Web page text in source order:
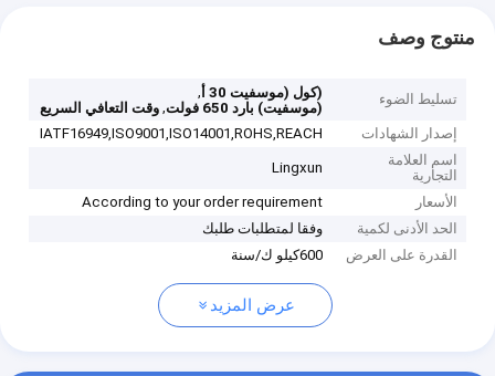
منتوج وصف
تسليط الضوء (كول (موسفيت 30 أ
,
(موسفيت) بارد 650 فولت
,وقت التعافي السريع
إصدار الشهادات
IATF16949,ISO9001,ISO14001,ROHS,REACH
اسم العلامة
التجارية
Lingxun
الأسعار
According to your order requirement
الحد الأدنى لكمية
وفقا لمتطلبات طلبك
القدرة على العرض
600كيلو ك/سنة
عرض المزيد